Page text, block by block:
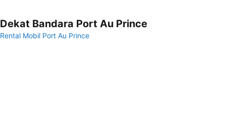
Dekat Bandara Port Au Prince
Rental Mobil Port Au Prince